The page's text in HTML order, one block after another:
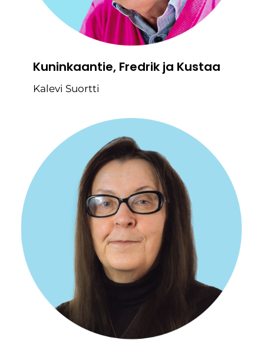
Kuninkaantie, Fredrik ja Kustaa
Kalevi Suortti